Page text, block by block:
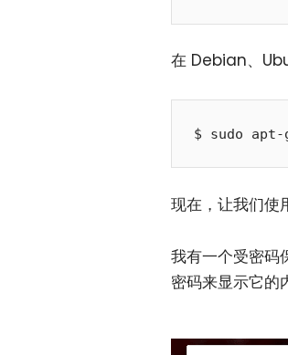
在 Debian、
$ sudo
现在，让我们使
我有一个受密码
密码来显示它的